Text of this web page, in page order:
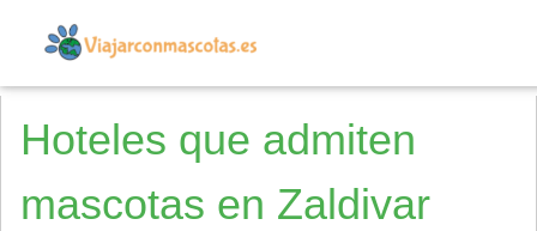
Hoteles que admiten
mascotas en Zaldivar